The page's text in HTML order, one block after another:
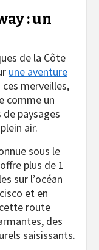
: un
de la Côte
une aventure
ces merveilles,
comme un
paysages
air.
sous le
plus de 1
sur l’océan
et en
route
des
saisissants.